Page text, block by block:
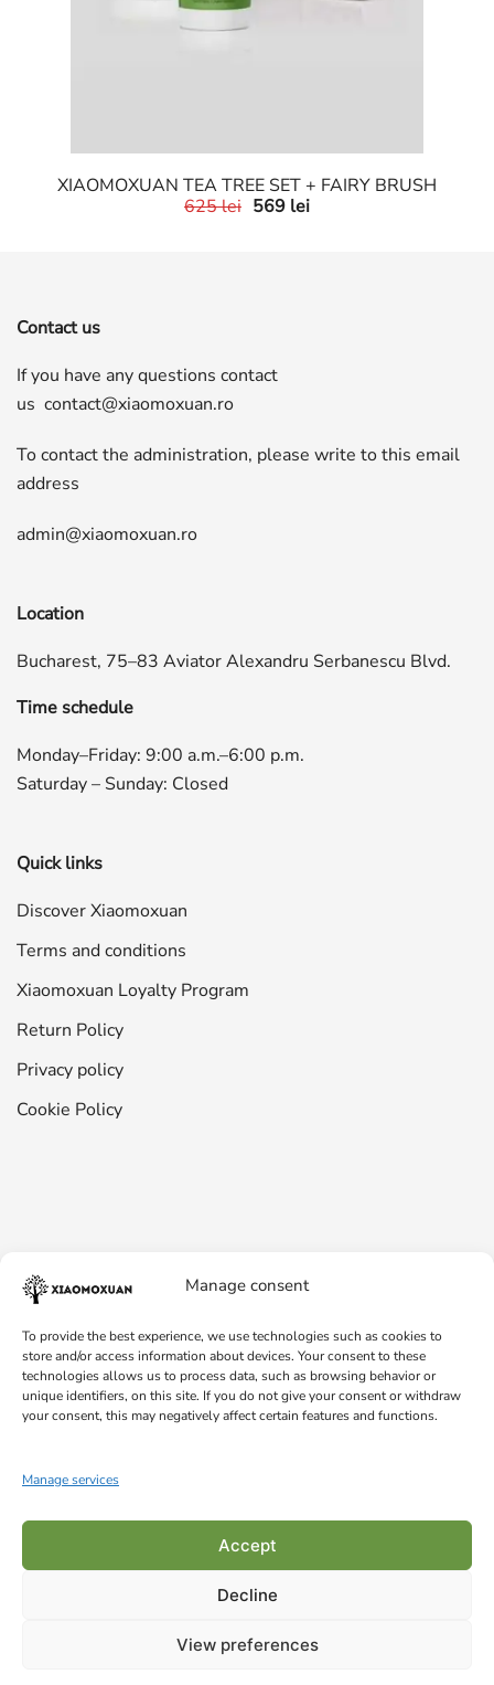
Manage consent
To provide the best experience, we use technologies such as cookies to
store and/or access information about devices. Your consent to these
technologies allows us to process data, such as browsing behavior or
unique identifiers, on this site. If you do not give your consent or withdraw
your consent, this may negatively affect certain features and functions.
Manage services
Accept
Decline
View preferences
XIAOMOXUAN TEA TREE SET + FAIRY BRUSH
625lei 569 lei
Contact us
If you have any questions contact
us contact@xiaomoxuan.ro
To contact the administration, please write to this email
address
admin@xiaomoxuan.ro
Location
Bucharest, 75–83 Aviator Alexandru Serbanescu Blvd.
Time schedule
Monday–Friday: 9:00 a.m.–6:00 p.m.
Saturday – Sunday: Closed
Quick links
Discover Xiaomoxuan
Terms and conditions
Xiaomoxuan Loyalty Program
Return Policy
Privacy policy
Cookie Policy
© 2026 Xiaomoxuan: The World of Natural Cosmetics.
Support: +40 371 238 340